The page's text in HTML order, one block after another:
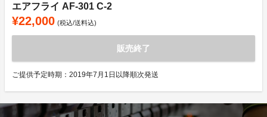
エアフライ AF-301 C-2
¥22,000 (税込/送料込)
販売終了
ご提供予定時期：2019年7月1日以降順次発送